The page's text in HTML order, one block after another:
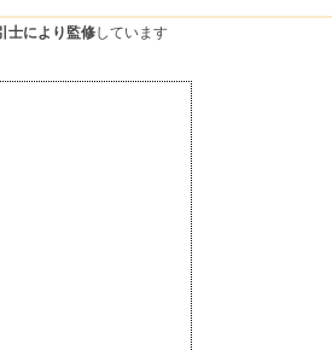
士により監修しています